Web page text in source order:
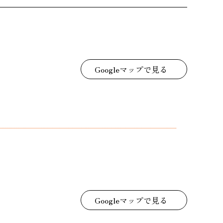
Googleマップで見る
Googleマップで見る